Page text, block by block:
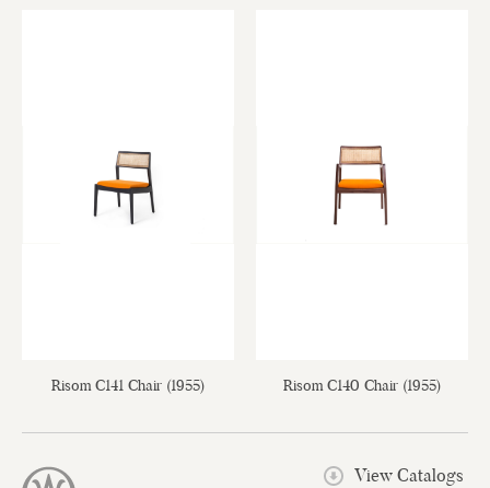
Risom C141 Chair (1955) Risom C140 Chair (1955)
View Catalogs